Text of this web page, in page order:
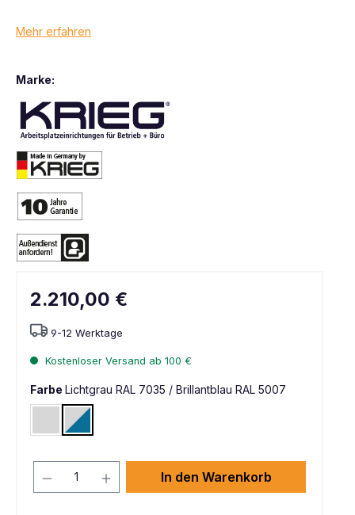
Mehr erfahren
Marke:
2.210,00 €
9-12 Werktage
Kostenloser Versand ab 100 €
Farbe Lichtgrau RAL 7035 / Brillantblau RAL 5007
Lichtgrau RAL 7035
In den Warenkorb